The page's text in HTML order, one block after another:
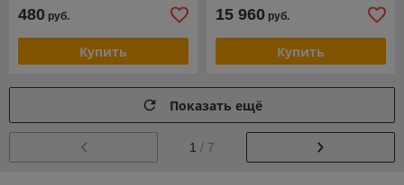
480 руб.
Купить
15 960 руб.
Купить
Показать ещё
1 / 7